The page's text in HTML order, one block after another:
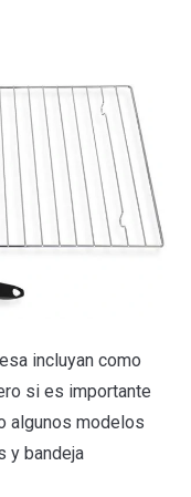
incluyan como
si es importante
algunos modelos
y bandeja